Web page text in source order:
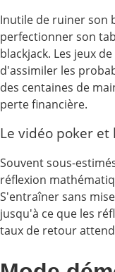
Inutile de ruiner son
perfectionner son
blackjack. Les jeux
d'assimiler les
des centaines de
perte financière.
Le vidéo poker et
Souvent sous-
réflexion
S'entraîner sans
jusqu'à ce que les
taux de retour